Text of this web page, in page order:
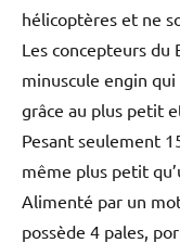
hélicoptères et ne
Les concepteurs du
minuscule engin
grâce au plus petit
Pesant seulement
même plus petit
Alimenté par un
possède 4 pales,